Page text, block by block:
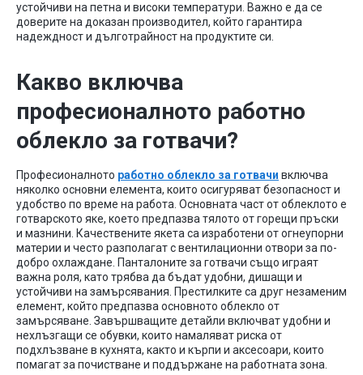
устойчиви на петна и високи температури. Важно е да се
доверите на доказан производител, който гарантира
надеждност и дълготрайност на продуктите си.
Какво включва
професионалното работно
облекло за готвачи?
Професионалното работно облекло за готвачи включва
няколко основни елемента, които осигуряват безопасност и
удобство по време на работа. Основната част от облеклото е
готварското яке, което предпазва тялото от горещи пръски
и мазнини. Качествените якета са изработени от огнеупорни
материи и често разполагат с вентилационни отвори за по-
добро охлаждане. Панталоните за готвачи също играят
важна роля, като трябва да бъдат удобни, дишащи и
устойчиви на замърсявания. Престилките са друг незаменим
елемент, който предпазва основното облекло от
замърсяване. Завършващите детайли включват удобни и
нехлъзгащи се обувки, които намаляват риска от
подхлъзване в кухнята, както и кърпи и аксесоари, които
помагат за почистване и поддържане на работната зона.